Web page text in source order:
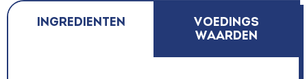
Ingredienten
voedings
waarden